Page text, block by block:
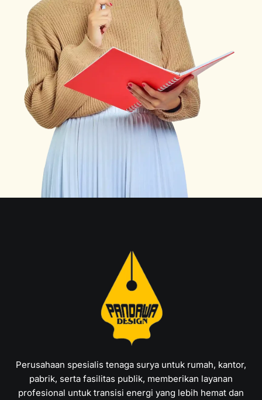
Perusahaan spesialis tenaga surya untuk rumah, kantor,
pabrik, serta fasilitas publik, memberikan layanan
profesional untuk transisi energi yang lebih hemat dan